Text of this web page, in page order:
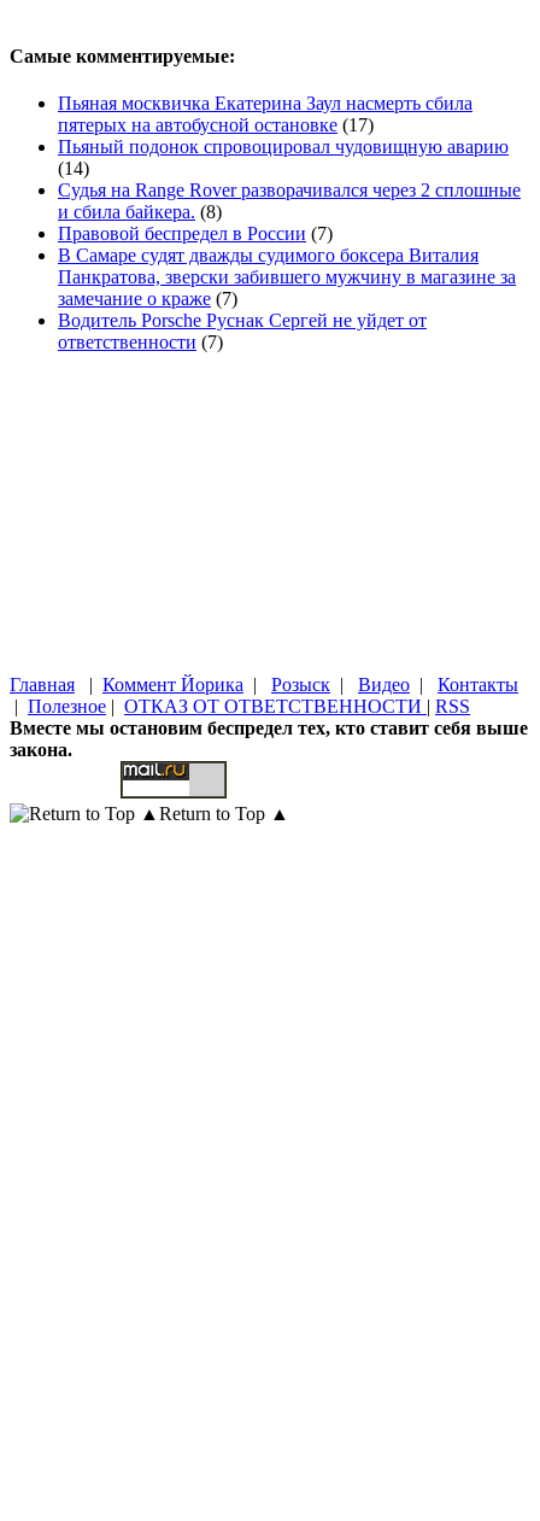
Самые комментируемые:
Пьяная москвичка Екатерина Заул насмерть сбила
пятерых на автобусной остановке (17)
Пьяный подонок спровоцировал чудовищную аварию
(14)
Судья на Range Rover разворачивался через 2 сплошные
и сбила байкера. (8)
Правовой беспредел в России (7)
В Самаре судят дважды судимого боксера Виталия
Панкратова, зверски забившего мужчину в магазине за
замечание о краже (7)
Водитель Porsche Руснак Сергей не уйдет от
ответственности (7)
Главная | Коммент Йорика | Розыск | Видео | Контакты
| Полезное | ОТКАЗ ОТ ОТВЕТСТВЕННОСТИ | RSS
Вместе мы остановим беспредел тех, кто ставит себя выше
закона.
Return to Top ▲